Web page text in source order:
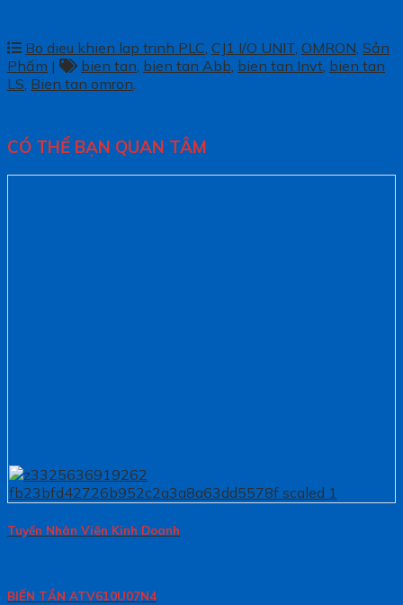
Bo dieu khien lap trinh PLC CJ1 I/O UNIT OMRON Sản
Phẩm | bien tan bien tan Abb bien tan Invt bien tan
LS Bien tan omron
CÓ THỂ BẠN QUAN TÂM
Tuyển Nhân Viên Kinh Doanh
BIẾN TẦN ATV610U07N4